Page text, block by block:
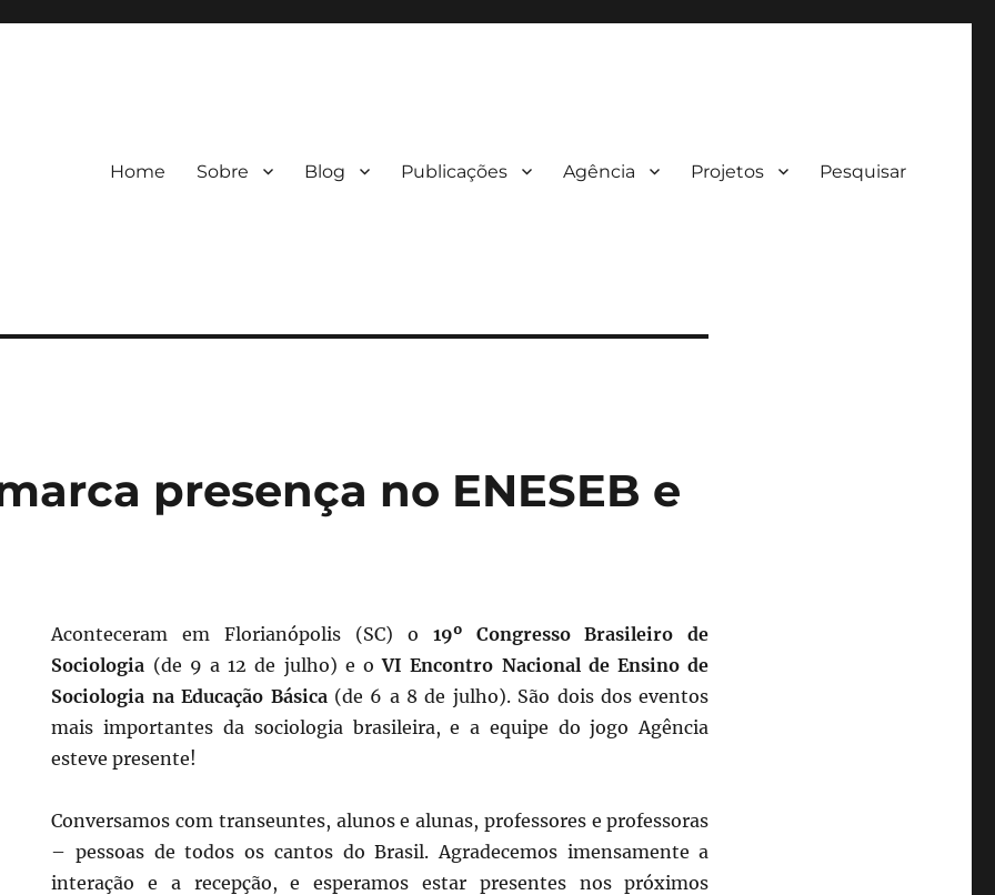
Home Sobre Blog Publicações Agência Projetos Pesquisar
presença no ENESEB e
Aconteceram em Florianópolis (SC) o 19º Congresso Brasileiro de
Sociologia (de 9 a 12 de julho) e oVI Encontro Nacional de Ensino de
Sociologia na Educação Básica(de 6 a 8 de julho). São dois dos eventos
mais importantes da sociologia brasileira, e a equipe do jogo Agência
esteve presente!
Conversamos com transeuntes, alunos e alunas, professores e professoras
– pessoas de todos os cantos do Brasil. Agradecemos imensamente a
interação e a recepção, e esperamos estar presentes nos próximos